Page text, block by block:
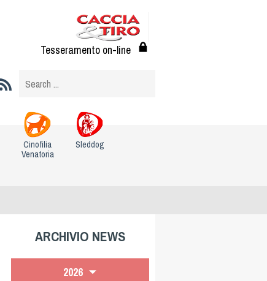
Tesseramento on-line
Cinofilia
Venatoria
Sleddog
ARCHIVIO NEWS
2026